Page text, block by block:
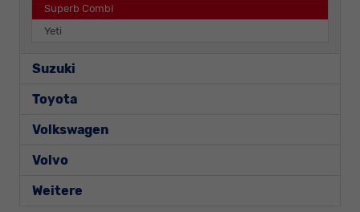
Superb Combi
Yeti
Suzuki
Toyota
Volkswagen
Volvo
Weitere